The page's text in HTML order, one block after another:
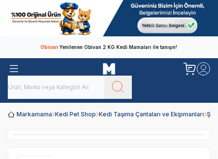
ObivanYenilenen Obivan 2 KG Kedi Mamaları ile tanışın!
Markamama Kedi Pet Shop Kedi Taşıma Çantaları ve Ekipmanları